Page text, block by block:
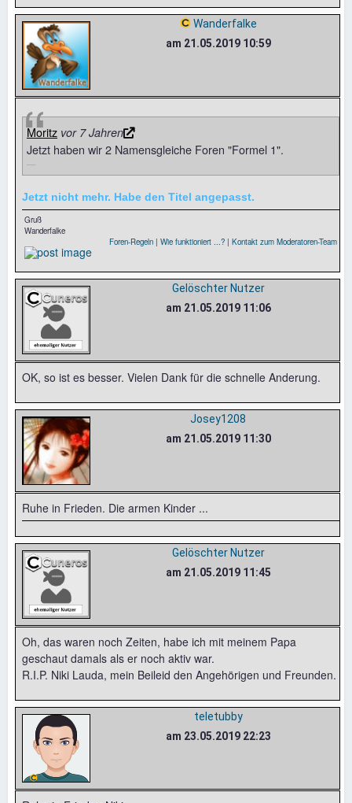
Wanderfalke
am 21.05.2019 10:59
Moritz vor 7 Jahren
Jetzt haben wir 2 Namensgleiche Foren "Formel 1".
Jetzt nicht mehr. Habe den Titel angepasst.
Gruß
Wanderfalke
Foren-Regeln | Wie funktioniert ...? | Kontakt zum Moderatoren-Team
Gelöschter Nutzer
am 21.05.2019 11:06
OK, so ist es besser. Vielen Dank für die schnelle Anderung.
Josey1208
am 21.05.2019 11:30
Ruhe in Frieden. Die armen Kinder ...
Gelöschter Nutzer
am 21.05.2019 11:45
Oh, das waren noch Zeiten, habe ich mit meinem Papa
geschaut damals als er noch aktiv war.
R.I.P. Niki Lauda, mein Beileid den Angehörigen und Freunden.
teletubby
am 23.05.2019 22:23